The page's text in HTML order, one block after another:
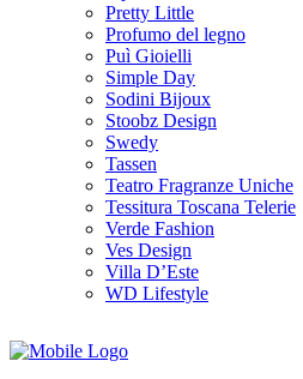
Pretty Little
Profumo del legno
Puì Gioielli
Simple Day
Sodini Bijoux
Stoobz Design
Swedy
Tassen
Teatro Fragranze Uniche
Tessitura Toscana Telerie
Verde Fashion
Ves Design
Villa D’Este
WD Lifestyle